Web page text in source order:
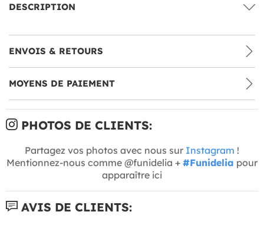
DESCRIPTION
ENVOIS & RETOURS
MOYENS DE PAIEMENT
PHOTOS DE CLIENTS:
Partagez vos photos avec nous sur Instagram !
Mentionnez-nous comme @funidelia + #Funidelia pour
apparaître ici
AVIS DE CLIENTS: